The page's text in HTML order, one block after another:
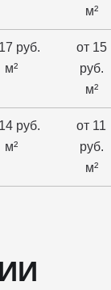
м²
руб.
м²
от 15
руб.
м²
руб.
м²
от 11
руб.
м²